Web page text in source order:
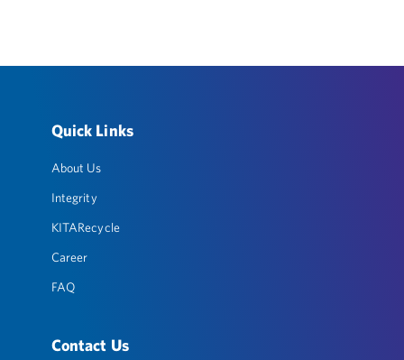
Quick Links
About Us
Integrity
KITARecycle
Career
FAQ
Contact Us